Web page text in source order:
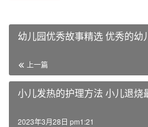
幼儿园优秀故事精选 优秀的幼
上一篇
小儿发热的护理方法 小儿退烧
2023年3月28日 pm1:21